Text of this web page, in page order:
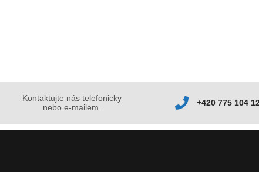
Kontaktujte nás telefonicky
nebo e-mailem.
+420 775 104